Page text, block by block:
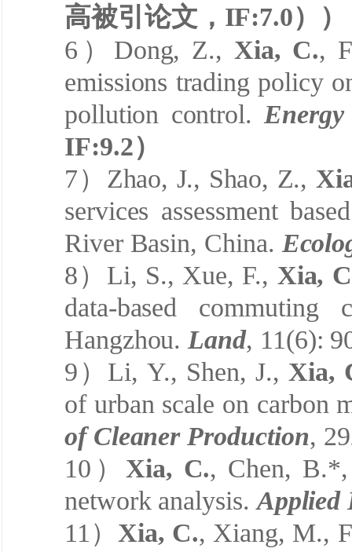
高被引论文 ， IF:7.0））
6 ） Dong, Z., Xia, C.,
emissions trading policy
pollution control.
IF:9.2）
7） Zhao, J., Shao, Z.,
services assessment
River Basin, China.
8） Li, S., Xue, F., Xia,
data-based
Hangzhou.Land, 11(6):
9 ） Li, Y., Shen, J., Xia,
of urban scale on carbon
of Cleaner Production,
10 ） Xia, C., Chen, B.*,
network analysis.Applied
11 ） Xia, C., Xiang, M.,